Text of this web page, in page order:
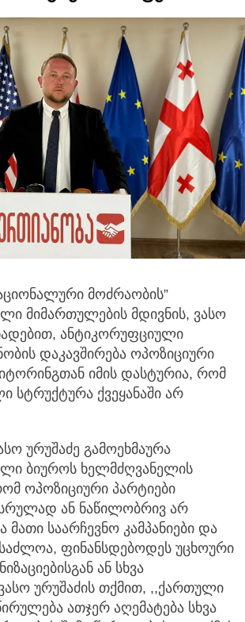
მოძრაობის”
მიმართულების მდივნის, ვასო
ანტიკორუფციული
დაკავშირება ოპოზიციური
იმის დასტურია, რომ
სტრუქტურა ქვეყანაში არ
ურუშაძე გამოეხმაურა
ბიუროს ხელმძღვანელის
ოპოზიციური პარტიები
სრულად ან ნაწილობრივ არ
მათი საარჩევნო კამპანიები და
ფინანსდებოდეს უცხოური
ან სხვა
ურუშაძის თქმით, ,,ქართული
ათჯერ აღემატება სხვა